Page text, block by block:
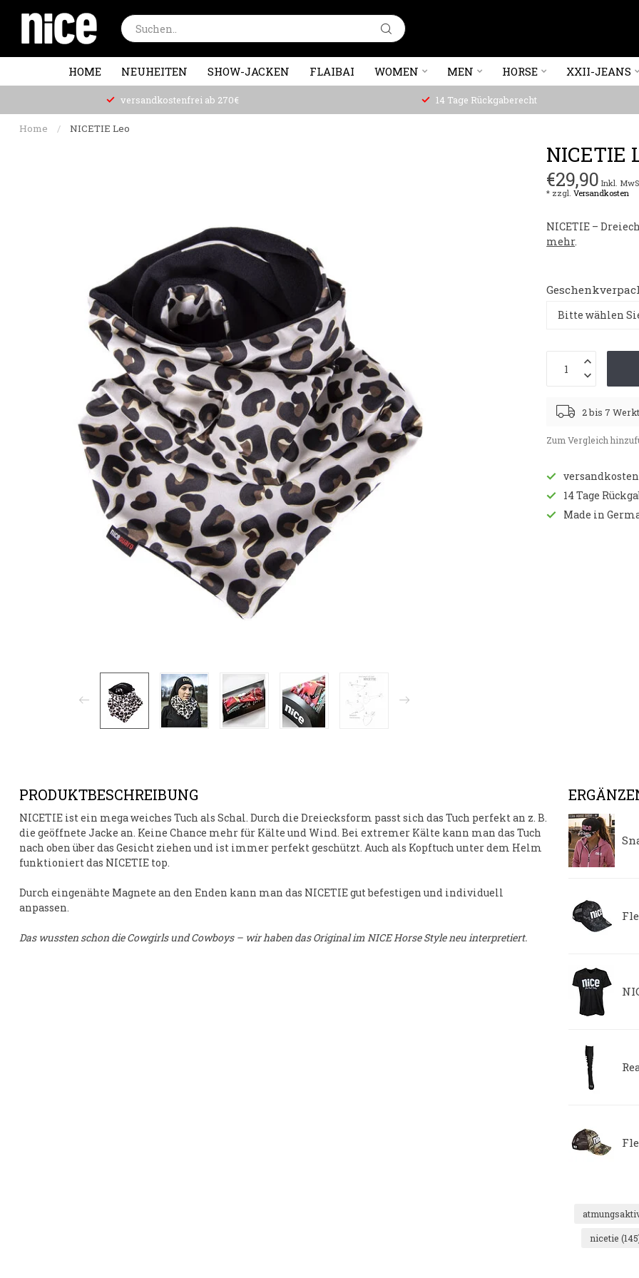
HOME NEUHEITEN SHOW-JACKEN FLAIBAI WOMEN MEN HORSE XXII-JEANS
versandkostenfrei ab 270€ 14 Tage Rückgaberecht
Home / NICETIE Leo
NICETIE
€29,90 Inkl.
* zzgl.Versandkosten
NICETIE –
mehr.
2 bis 7
Zum Vergleich
14 Tage
Made in
PRODUKTBESCHREIBUNG
NICETIE ist ein mega weiches Tuch als Schal. Durch die Dreiecksform passt sich das Tuch perfekt an z. B.
die geöffnete Jacke an. Keine Chance mehr für Kälte und Wind. Bei extremer Kälte kann man das Tuch
nach oben über das Gesicht ziehen und ist immer perfekt geschützt. Auch als Kopftuch unter dem Helm
funktioniert das NICETIE top.
Durch eingenähte Magnete an den Enden kann man das NICETIEgut befestigen und individuell
anpassen.
Das wussten schon die Cowgirls und Cowboys – wir haben das Original im NICE Horse Style neu interpretiert.
nicetie